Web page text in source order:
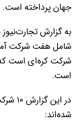
جهان پرداخته است.
به گزارش
شامل هفت شرکت
شرکت کره‌ای است
است.
شده‌اند: